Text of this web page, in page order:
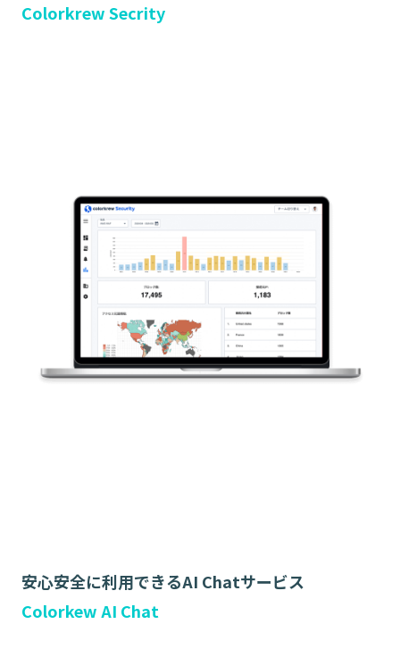
Colorkrew Secrity
安心安全に利用できるAI Chatサービス
Colorkew AI Chat